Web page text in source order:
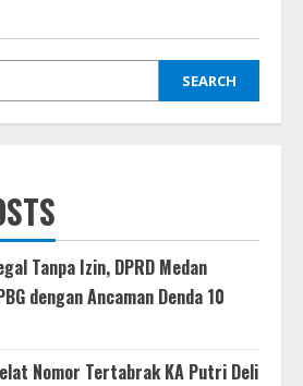
SEARCH
Tanpa Izin, DPRD Medan
dengan Ancaman Denda 10
Nomor Tertabrak KA Putri Deli